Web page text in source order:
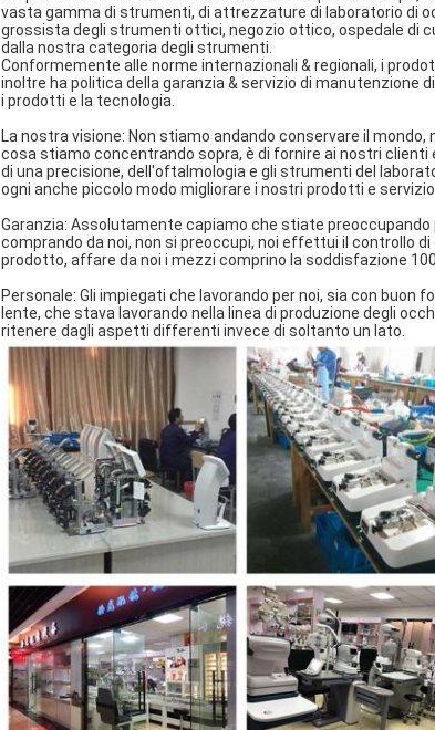
vasta gamma di strumenti, di attrezzature di laboratorio di
grossista degli strumenti ottici, negozio ottico, ospedale di
dalla nostra categoria degli strumenti.
Conformemente alle norme internazionali & regionali, i
inoltre ha politica della garanzia & servizio di manutenzione
i prodotti e la tecnologia.
La nostra visione: Non stiamo andando conservare il
cosa stiamo concentrando sopra, è di fornire ai nostri
di una precisione, dell'oftalmologia e gli strumenti del
ogni anche piccolo modo migliorare i nostri prodotti e servizio.
Garanzia: Assolutamente capiamo che stiate
comprando da noi, non si preoccupi, noi effettui il controllo
prodotto, affare da noi i mezzi comprino la soddisfazione
Personale: Gli impiegati che lavorando per noi, sia con
lente, che stava lavorando nella linea di produzione degli
ritenere dagli aspetti differenti invece di soltanto un lato.